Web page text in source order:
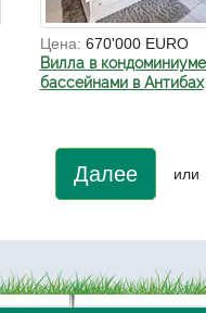
Цена: 670'000 EURO
Вилла в
бассейнами в Антибах
Далее или